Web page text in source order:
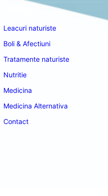
Leacuri naturiste
Boli & Afectiuni
Tratamente naturiste
Nutritie
Medicina
Medicina Alternativa
Contact